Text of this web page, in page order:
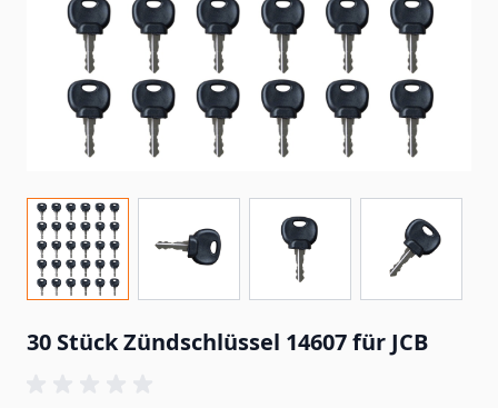
30 Stück Zündschlüssel 14607 für JCB